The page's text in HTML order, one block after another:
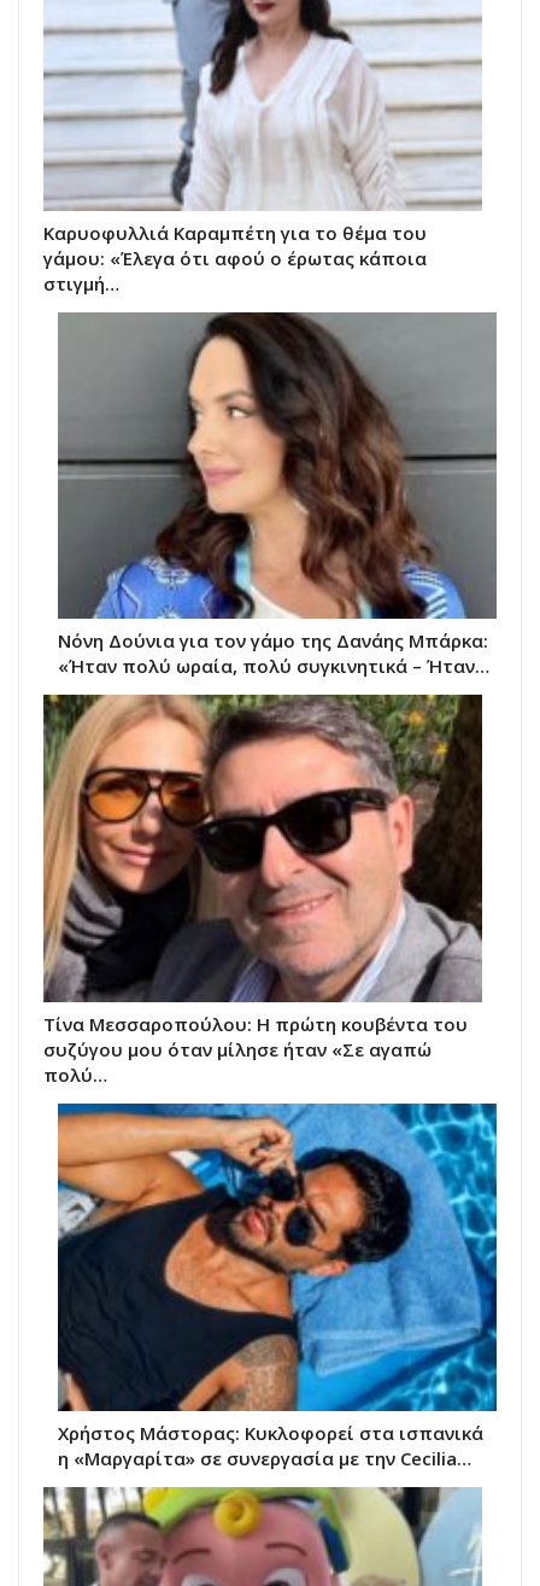
Καρυοφυλλιά Καραμπέτη για το θέμα του
γάμου: «Έλεγα ότι αφού ο έρωτας κάποια
στιγμή…
Νόνη Δούνια για τον γάμο της Δανάης Μπάρκα:
«Ήταν πολύ ωραία, πολύ συγκινητικά – Ήταν…
Τίνα Μεσσαροπούλου: Η πρώτη κουβέντα του
συζύγου μου όταν μίλησε ήταν «Σε αγαπώ
πολύ…
Χρήστος Μάστορας: Κυκλοφορεί στα ισπανικά
η «Μαργαρίτα» σε συνεργασία με την Cecilia…